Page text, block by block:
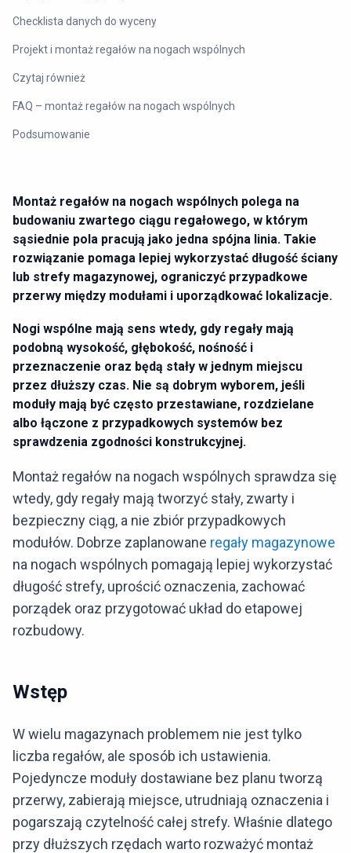
Checklista danych do wyceny
Projekt i montaż regałów na nogach wspólnych
Czytaj również
FAQ – montaż regałów na nogach wspólnych
Podsumowanie
Montaż regałów na nogach wspólnych polega na
budowaniu zwartego ciągu regałowego, w którym
sąsiednie pola pracują jako jedna spójna linia. Takie
rozwiązanie pomaga lepiej wykorzystać długość ściany
lub strefy magazynowej, ograniczyć przypadkowe
przerwy między modułami i uporządkować lokalizacje.
Nogi wspólne mają sens wtedy, gdy regały mają
podobną wysokość, głębokość, nośność i
przeznaczenie oraz będą stały w jednym miejscu
przez dłuższy czas. Nie są dobrym wyborem, jeśli
moduły mają być często przestawiane, rozdzielane
albo łączone z przypadkowych systemów bez
sprawdzenia zgodności konstrukcyjnej.
Montaż regałów na nogach wspólnych sprawdza się
wtedy, gdy regały mają tworzyć stały, zwarty i
bezpieczny ciąg, a nie zbiór przypadkowych
modułów. Dobrze zaplanowane regały magazynowe
na nogach wspólnych pomagają lepiej wykorzystać
długość strefy, uprościć oznaczenia, zachować
porządek oraz przygotować układ do etapowej
rozbudowy.
Wstęp
W wielu magazynach problemem nie jest tylko
liczba regałów, ale sposób ich ustawienia.
Pojedyncze moduły dostawiane bez planu tworzą
przerwy, zabierają miejsce, utrudniają oznaczenia i
pogarszają czytelność całej strefy. Właśnie dlatego
przy dłuższych rzędach warto rozważyć montaż